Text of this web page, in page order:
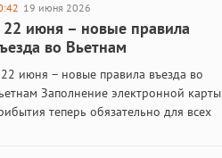
19 июня 2026
22 июня – новые правила
во Вьетнам
июня – новые правила въезда во
Заполнение электронной карты
теперь обязательно для всех